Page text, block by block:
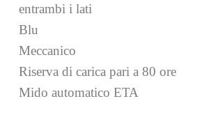
entrambi i lati
Blu
Meccanico
Riserva di carica pari a 80 ore
Mido automatico ETA